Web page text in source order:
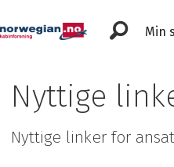
Min
Nyttige
Nyttige linker for